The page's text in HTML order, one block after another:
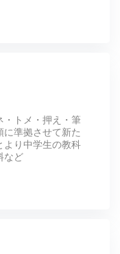
・トメ・押え・筆
に準拠させて新た
より中学生の教科
など